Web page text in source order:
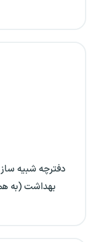
دفترچه شبیه
بهداشت (به